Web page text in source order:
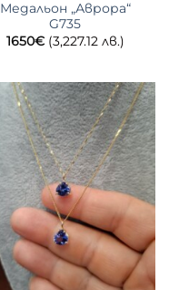
Медальон „Аврора“
G735
1650€ (3,227.12 лв.)